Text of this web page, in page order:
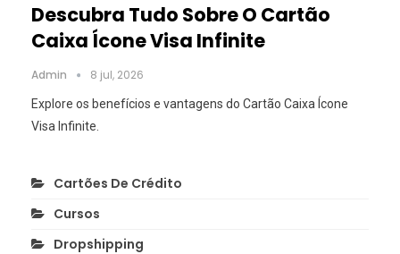
Descubra Tudo Sobre O Cartão
Caixa Ícone Visa Infinite
Admin 8 jul, 2026
Explore os benefícios e vantagens do Cartão Caixa Ícone
Visa Infinite.
Cartões De Crédito
Cursos
Dropshipping